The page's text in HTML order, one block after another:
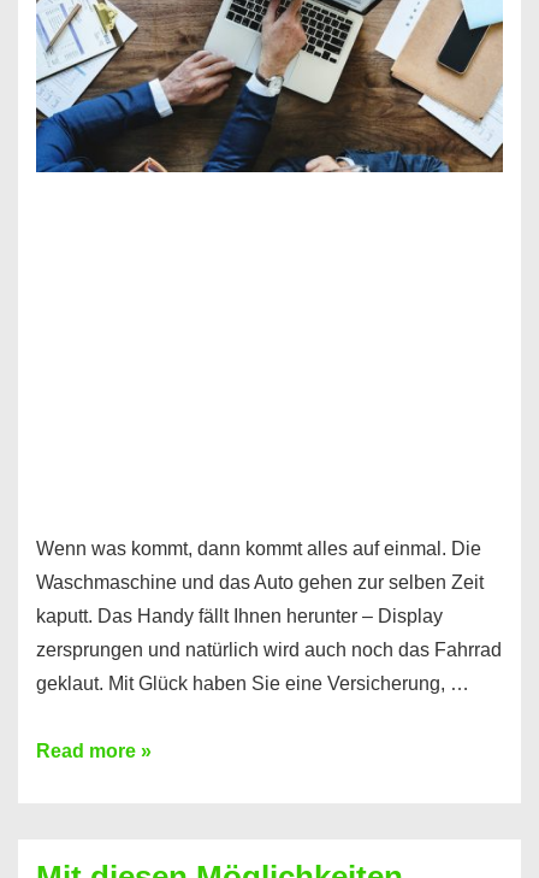
Wenn was kommt, dann kommt alles auf einmal. Die
Waschmaschine und das Auto gehen zur selben Zeit
kaputt. Das Handy fällt Ihnen herunter – Display
zersprungen und natürlich wird auch noch das Fahrrad
geklaut. Mit Glück haben Sie eine Versicherung, …
Ferratum
Read more »